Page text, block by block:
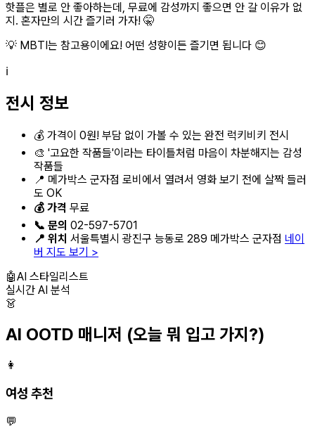
핫플은 별로 안 좋아하는데, 무료에 감성까지 좋으면 안 갈 이유가 없
지. 혼자만의 시간 즐기러 가자! 🤫
💡 MBTI는 참고용이에요! 어떤 성향이든 즐기면 됩니다 😊
ℹ️
전시 정보
💰 가격이 0원! 부담 없이 가볼 수 있는 완전 럭키비키 전시
🎨 '고요한 작품들'이라는 타이틀처럼 마음이 차분해지는 감성
작품들
📍 메가박스 군자점 로비에서 열려서 영화 보기 전에 살짝 들러
도 OK
💰 가격 무료
📞 문의 02-597-5701
📍 위치 서울특별시 광진구 능동로 289 메가박스 군자점 네이
버 지도 보기 >
🤖AI 스타일리스트
실시간 AI 분석
👗
AI OOTD 매니저 (오늘 뭐 입고 가지?)
👩
여성 추천
💬